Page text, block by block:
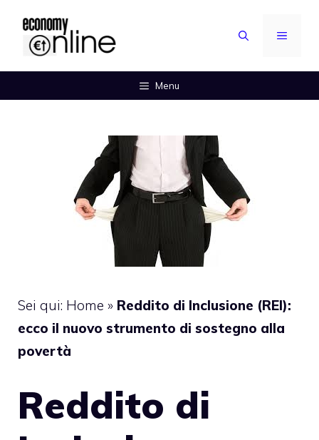
contenuto
MENU
Menu
Sei qui: Home » Reddito di Inclusione (REI):
ecco il nuovo strumento di sostegno alla
povertà
Reddito di